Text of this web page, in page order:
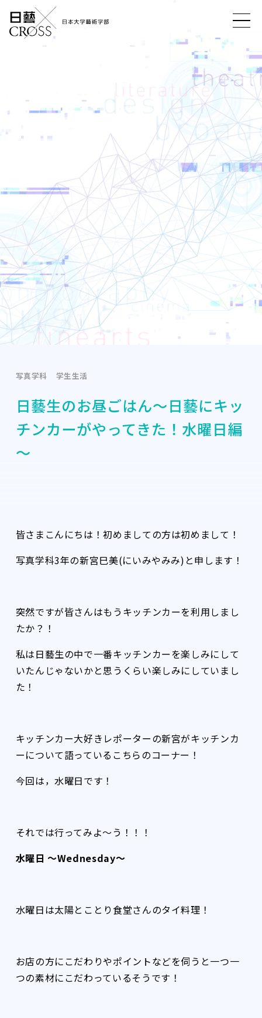
写真学科 学生生活
日藝生のお昼ごはん～日藝にキッ
チンカーがやってきた！水曜日編
～
皆さまこんにちは！初めましての方は初めまして！
写真学科3年の新宮巳美(にいみやみみ)と申します！
突然ですが皆さんはもうキッチンカーを利用しまし
たか？！
私は日藝生の中で一番キッチンカーを楽しみにして
いたんじゃないかと思うくらい楽しみにしていまし
た！
キッチンカー大好きレポーターの新宮がキッチンカ
ーについて語っているこちらのコーナー！
今回は，水曜日です！
それでは行ってみよ〜う！！！
水曜日 〜Wednesday〜
水曜日は太陽とことり食堂さんのタイ料理！
お店の方にこだわりやポイントなどを伺うと一つ一
つの素材にこだわっているそうです！